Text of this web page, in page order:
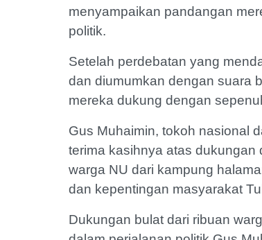
menyampaikan pandangan
politik.
Setelah perdebatan yang
dan diumumkan dengan suara
mereka dukung dengan
Gus Muhaimin, tokoh nasional
terima kasihnya atas
warga NU dari kampung
dan kepentingan masyarakat
Dukungan bulat dari ribuan